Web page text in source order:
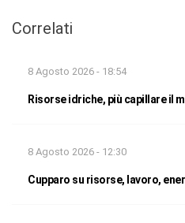
Correlati
8 Agosto 2026 - 18:54
Risorse idriche, più capillare il
8 Agosto 2026 - 12:30
Cupparo su risorse, lavoro,